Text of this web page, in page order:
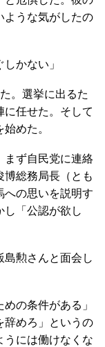
ような気がしたの
かない」
。選挙に出るた
に任せた。そして
めた。
まず自民党に連絡
博総務局長（とも
への思いを説明す
し「公認が欲し
島勲さんと面会し
の条件がある」
辞めろ」というの
うには働けなくな